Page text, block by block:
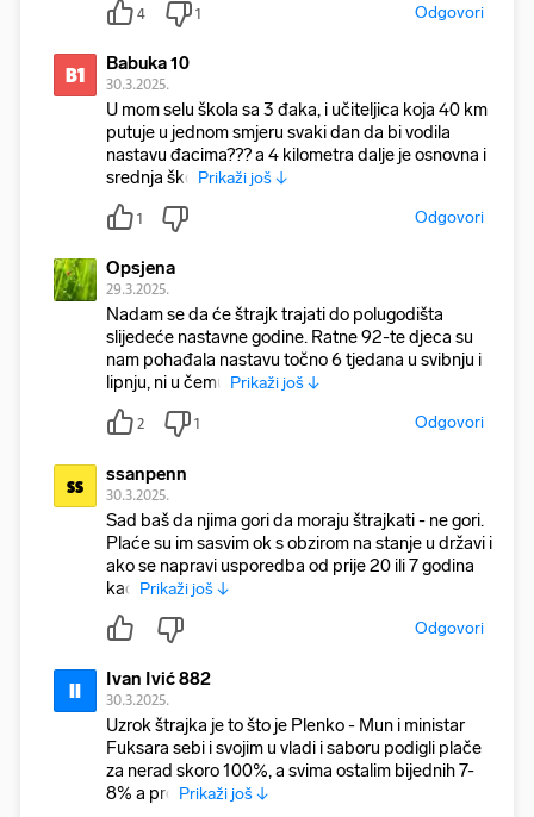
4 1 Odgovori
B1 Babuka 10
30.3.2025.
U mom selu škola sa 3 đaka, i učiteljica koja 40 km
putuje u jednom smjeru svaki dan da bi vodila
nastavu đacima??? a 4 kilometra dalje je osnovna i
srednja ško Prikaži još ↓
1 Odgovori
Opsjena
29.3.2025.
Nadam se da će štrajk trajati do polugodišta
slijedeće nastavne godine. Ratne 92-te djeca su
nam pohađala nastavu točno 6 tjedana u svibnju i
lipnju, ni u čemu Prikaži još ↓
2 1 Odgovori
ss ssanpenn
30.3.2025.
Sad baš da njima gori da moraju štrajkati - ne gori.
Plaće su im sasvim ok s obzirom na stanje u državi i
ako se napravi usporedba od prije 20 ili 7 godina
kad Prikaži još ↓
Odgovori
II Ivan Ivić 882
30.3.2025.
Uzrok štrajka je to što je Plenko - Mun i ministar
Fuksara sebi i svojim u vladi i saboru podigli plače
za nerad skoro 100%, a svima ostalim bijednih 7-
8% a pro Prikaži još ↓